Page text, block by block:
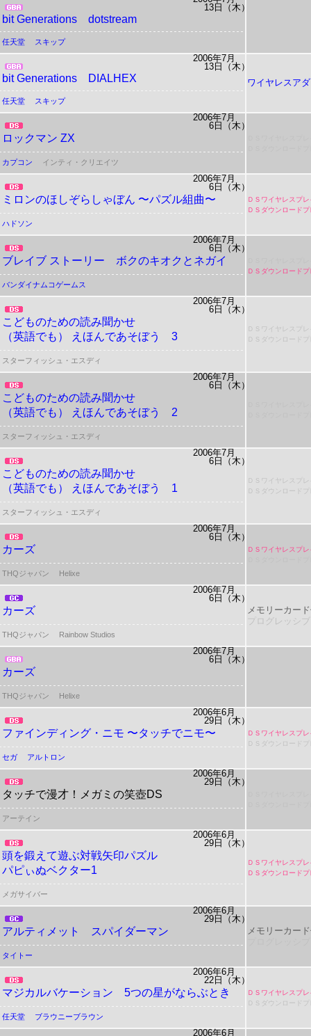
13日（木）
bit Generations dotstream
任天堂 スキップ
2006年7月
13日（木）
bit Generations DIALHEX ワイヤレスア
任天堂 スキップ
2006年7月
6日（木）
ロックマン ZX
カプコン
インティ・クリエイツ
2006年7月
6日（木）
ミロンのほしぞらしゃぼん 〜パズル組曲〜
ＤＳワイヤレスプ
ＤＳダウンロード
ハドソン
2006年7月
6日（木）
ブレイブ ストーリー ボクのキオクとネガイ
ＤＳダウンロード
バンダイナムコゲームス
2006年7月
6日（木）
こどものための読み聞かせ
（英語でも） えほんであそぼう 3
ＤＳワイヤレスプ
ＤＳダウンロード
スターフィッシュ・エスディ
2006年7月
6日（木）
こどものための読み聞かせ
（英語でも） えほんであそぼう 2
スターフィッシュ・エスディ
2006年7月
6日（木）
こどものための読み聞かせ
（英語でも） えほんであそぼう 1
ＤＳワイヤレスプ
ＤＳダウンロード
スターフィッシュ・エスディ
2006年7月
6日（木）
カーズ
ＤＳワイヤレスプ
THQジャパン
Helixe
2006年7月
6日（木）
カーズ
メモリーカー
プログレッシ
THQジャパン Rainbow Studios
2006年7月
6日（木）
カーズ
THQジャパン Helixe
2006年6月
29日（木）
ファインディング・ニモ 〜タッチでニモ〜
ＤＳワイヤレスプ
ＤＳダウンロード
セガ
アルトロン
2006年6月
29日（木）
タッチで漫才！メガミの笑壺DS
アーテイン
2006年6月
29日（木）
頭を鍛えて遊ぶ対戦矢印パズル
パピぃぬベクター1
ＤＳワイヤレスプ
ＤＳダウンロード
メガサイバー
2006年6月
29日（木）
アルティメット スパイダーマン
メモリーカー
タイトー
2006年6月
22日（木）
マジカルバケーション 5つの星がならぶとき
ＤＳワイヤレスプ
ＤＳダウンロード
任天堂
ブラウニーブラウン
2006年6月